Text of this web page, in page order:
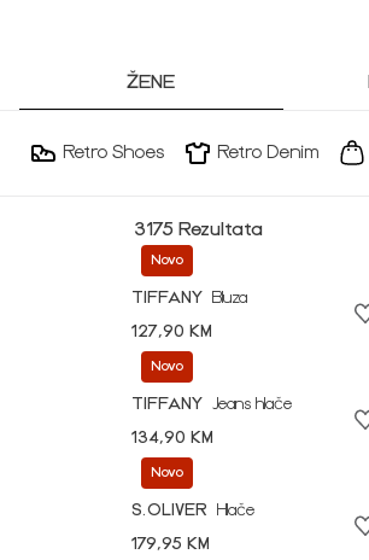
ŽENE
Retro Shoes Retro Denim
3175 Rezultata
Novo
TIFFANY
Bluza
127,90 KM
Novo
TIFFANY
Jeans hlače
134,90 KM
Novo
S.OLIVER
Hlače
179,95 KM